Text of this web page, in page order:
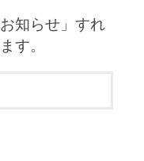
知らせ」すれ
す。